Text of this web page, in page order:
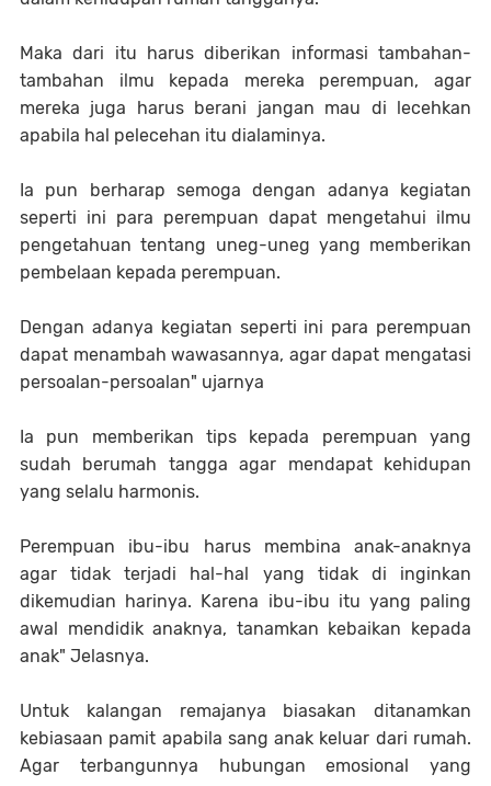
Maka dari itu harus diberikan informasi tambahan-
tambahan ilmu kepada mereka perempuan, agar
mereka juga harus berani jangan mau di lecehkan
apabila hal pelecehan itu dialaminya.
Ia pun berharap semoga dengan adanya kegiatan
seperti ini para perempuan dapat mengetahui ilmu
pengetahuan tentang uneg-uneg yang memberikan
pembelaan kepada perempuan.
Dengan adanya kegiatan seperti ini para perempuan
dapat menambah wawasannya, agar dapat mengatasi
persoalan-persoalan" ujarnya
Ia pun memberikan tips kepada perempuan yang
sudah berumah tangga agar mendapat kehidupan
yang selalu harmonis.
Perempuan ibu-ibu harus membina anak-anaknya
agar tidak terjadi hal-hal yang tidak di inginkan
dikemudian harinya. Karena ibu-ibu itu yang paling
awal mendidik anaknya, tanamkan kebaikan kepada
anak" Jelasnya.
Untuk kalangan remajanya biasakan ditanamkan
kebiasaan pamit apabila sang anak keluar dari rumah.
Agar terbangunnya hubungan emosional yang